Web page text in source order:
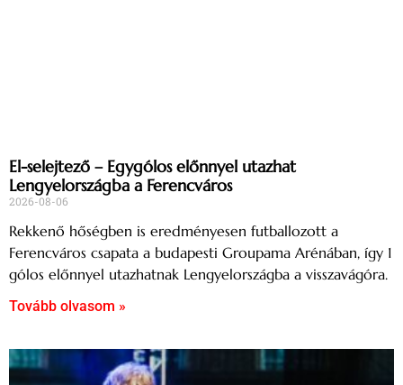
El-selejtező – Egygólos előnnyel utazhat
Lengyelországba a Ferencváros
2026-08-06
Rekkenő hőségben is eredményesen futballozott a
Ferencváros csapata a budapesti Groupama Arénában, így 1
gólos előnnyel utazhatnak Lengyelországba a visszavágóra.
Tovább olvasom »